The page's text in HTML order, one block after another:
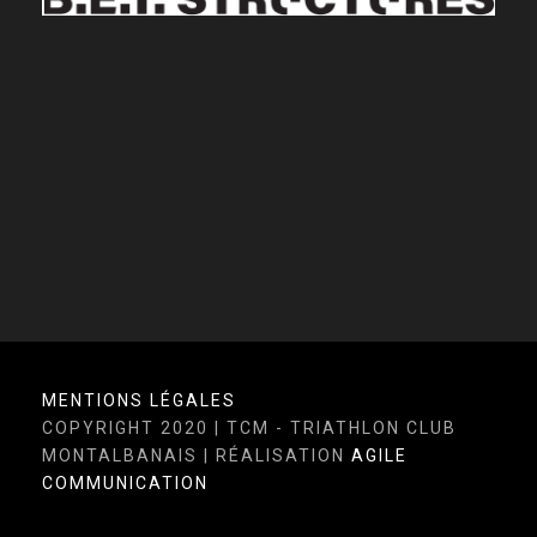
MEUBLES PLANTADE
MENTIONS LÉGALES
COPYRIGHT 2020 | TCM - TRIATHLON CLUB
MONTALBANAIS | RÉALISATION AGILE
COMMUNICATION